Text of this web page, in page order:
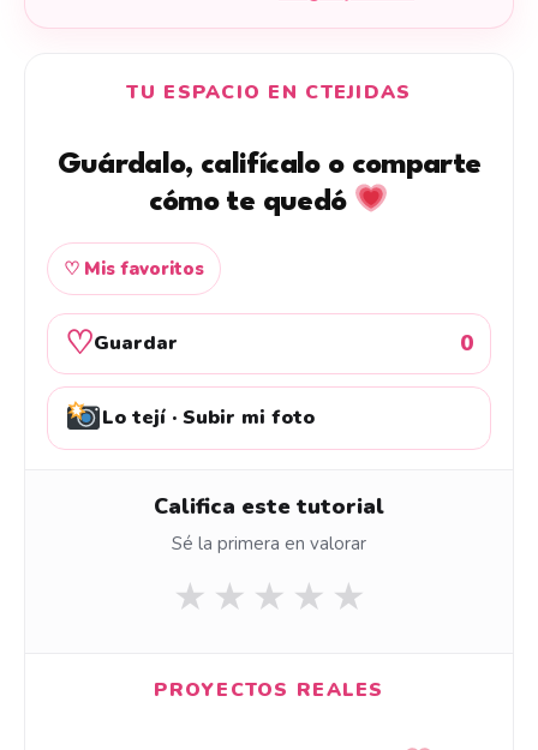
TU ESPACIO EN CTEJIDAS
Guárdalo, califícalo o comparte
cómo te quedó
♡ Mis favoritos
♡Guardar 0
Lo tejí · Subir mi foto
Califica este tutorial
Sé la primera en valorar
★ ★ ★ ★ ★
PROYECTOS REALES